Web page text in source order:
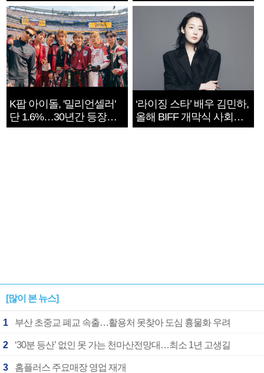
지는 ‘전쟁 속죄’
K팝 아이돌, '밀리언셀러'
단 1.6%…30년간 등장
1182개팀 전수조사
‘라이징 스타’ 배우 김민하,
올해 BIFF 개막식 사회자
확정
[많이 본 뉴스]
1 부산 초중교 폐교 속출…활용처 못찾아 도심 흉물화 우려
2 ‘30분 등산’ 없인 못 가는 천마산전망대…최소 1년 고생길
3 홈플러스 주요매장 영업 재개